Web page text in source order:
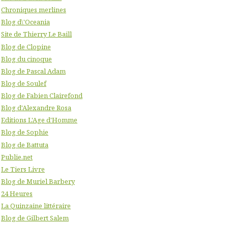
Chroniques merlines
Blog d\'Oceania
Site de Thierry Le Baill
Blog de Clopine
Blog du cinoque
Blog de Pascal Adam
Blog de Soulef
Blog de Fabien Clairefond
Blog d'Alexandre Rosa
Editions L'Age d'Homme
Blog de Sophie
Blog de Battuta
Publie.net
Le Tiers Livre
Blog de Muriel Barbery
24 Heures
La Quinzaine littéraire
Blog de Gilbert Salem